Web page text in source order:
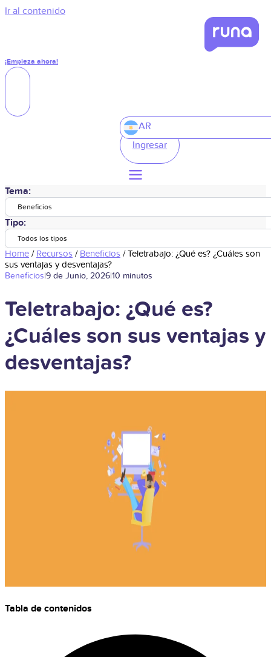
Ir al contenido
¡Empieza ahora!
AR
Ingresar
Tema:
Beneficios
Tipo:
Todos los tipos
Home / Recursos / Beneficios /Teletrabajo: ¿Qué es? ¿Cuáles son
sus ventajas y desventajas?
Beneficios|9 de Junio, 2026|10 minutos
Teletrabajo: ¿Qué es?
¿Cuáles son sus ventajas y
desventajas?
Tabla de contenidos